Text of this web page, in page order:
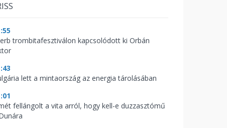
trombitafesztiválon kapcsolódott ki Orbán
lett a mintaország az energia tárolásában
fellángolt a vita arról, hogy kell-e duzzasztómű